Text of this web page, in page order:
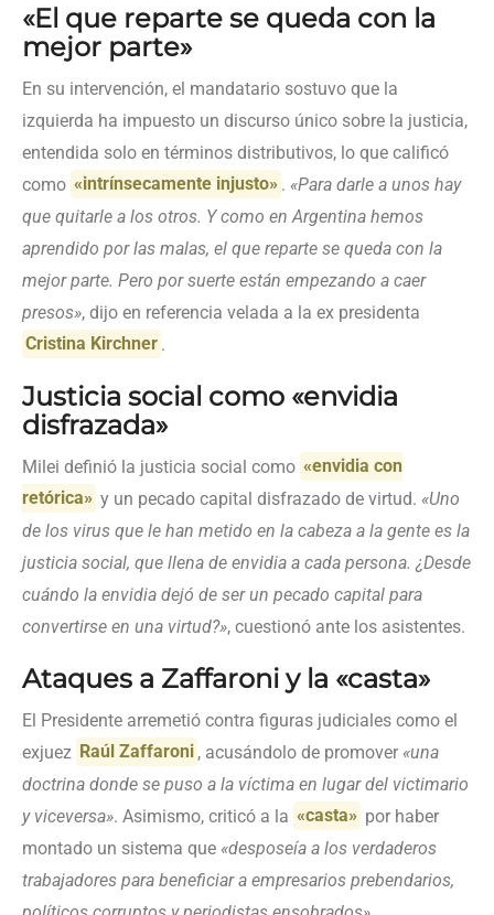
«El que reparte se queda con la
mejor parte»
En su intervención, el mandatario sostuvo que la
izquierda ha impuesto un discurso único sobre la justicia,
entendida solo en términos distributivos, lo que calificó
como «intrínsecamente injusto» . «Para darle a unos hay
que quitarle a los otros. Y como en Argentina hemos
aprendido por las malas, el que reparte se queda con la
mejor parte. Pero por suerte están empezando a caer
presos», dijo en referencia velada a la ex presidenta
Cristina Kirchner .
Justicia social como «envidia
disfrazada»
Milei definió la justicia social como «envidia con
retórica» y un pecado capital disfrazado de virtud. «Uno
de los virus que le han metido en la cabeza a la gente es la
justicia social, que llena de envidia a cada persona. ¿Desde
cuándo la envidia dejó de ser un pecado capital para
convertirse en una virtud?», cuestionó ante los asistentes.
Ataques a Zaffaroni y la «casta»
El Presidente arremetió contra figuras judiciales como el
exjuez Raúl Zaffaroni , acusándolo de promover «una
doctrina donde se puso a la víctima en lugar del victimario
y viceversa». Asimismo, criticó a la «casta» por haber
montado un sistema que «desposeía a los verdaderos
trabajadores para beneficiar a empresarios prebendarios,